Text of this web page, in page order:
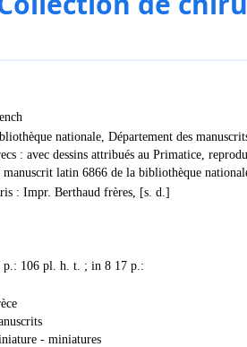
nationale, Département des
: avec dessins attribués au Primatice,
manuscrit latin 6866 de la bibliothèque
: Impr. Berthaud frères, [s. d.]
p.: 106 pl. h. t. ; in 8 17 p.:
- miniatures